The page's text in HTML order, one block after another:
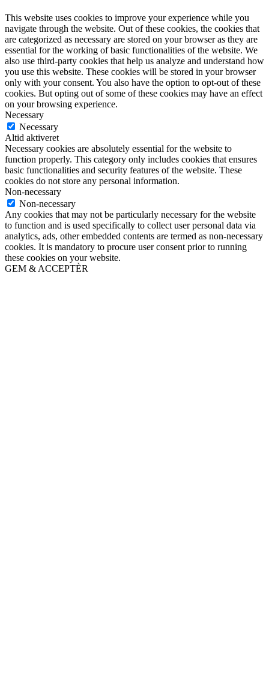
This website uses cookies to improve your experience while you
navigate through the website. Out of these cookies, the cookies that
are categorized as necessary are stored on your browser as they are
essential for the working of basic functionalities of the website. We
also use third-party cookies that help us analyze and understand how
you use this website. These cookies will be stored in your browser
only with your consent. You also have the option to opt-out of these
cookies. But opting out of some of these cookies may have an effect
on your browsing experience.
Necessary
Necessary
Altid aktiveret
Necessary cookies are absolutely essential for the website to
function properly. This category only includes cookies that ensures
basic functionalities and security features of the website. These
cookies do not store any personal information.
Non-necessary
Non-necessary
Any cookies that may not be particularly necessary for the website
to function and is used specifically to collect user personal data via
analytics, ads, other embedded contents are termed as non-necessary
cookies. It is mandatory to procure user consent prior to running
these cookies on your website.
GEM & ACCEPTÈR